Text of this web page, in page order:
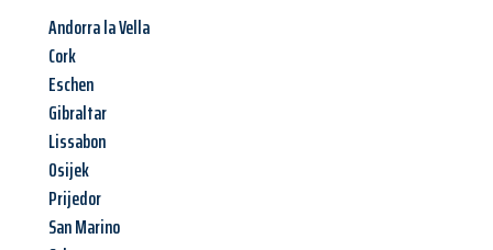
Andorra la Vella
Cork
Eschen
Gibraltar
Lissabon
Osijek
Prijedor
San Marino